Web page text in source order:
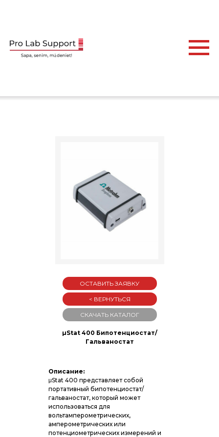
Описание:
μStat 400 представляет собой
портативный бипотенциостат/
гальваностат, который может
использоваться для
вольтамперометрических,
амперометрических или
потенциометрических измерений и
µStat 400 Бипотенциостат/
Гальваностат
< ВЕРНУТЬСЯ
ОСТАВИТЬ ЗАЯВКУ
СКАЧАТЬ КАТАЛОГ